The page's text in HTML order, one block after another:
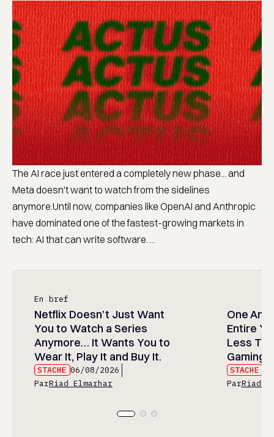
The AI race just entered a completely new phase... and
Meta doesn't want to watch from the sidelines
anymore.Until now, companies like OpenAI and Anthropic
have dominated one of the fastest-growing markets in
tech: AI that can write software. ...
En bref
Netflix Doesn’t Just Want
You to Watch a Series
Anymore… It Wants You to
Wear It, Play It and Buy It.
STACHE 06/08/2026
ParRiad Elmarhar
One
Entire
Less
Gaming
STACHE
ParRiad